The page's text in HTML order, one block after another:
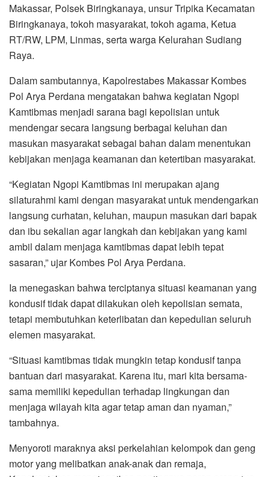
Makassar, Polsek Biringkanaya, unsur Tripika Kecamatan
Biringkanaya, tokoh masyarakat, tokoh agama, Ketua
RT/RW, LPM, Linmas, serta warga Kelurahan Sudiang
Raya.
Dalam sambutannya, Kapolrestabes Makassar Kombes
Pol Arya Perdana mengatakan bahwa kegiatan Ngopi
Kamtibmas menjadi sarana bagi kepolisian untuk
mendengar secara langsung berbagai keluhan dan
masukan masyarakat sebagai bahan dalam menentukan
kebijakan menjaga keamanan dan ketertiban masyarakat.
“Kegiatan Ngopi Kamtibmas ini merupakan ajang
silaturahmi kami dengan masyarakat untuk mendengarkan
langsung curhatan, keluhan, maupun masukan dari bapak
dan ibu sekalian agar langkah dan kebijakan yang kami
ambil dalam menjaga kamtibmas dapat lebih tepat
sasaran,” ujar Kombes Pol Arya Perdana.
Ia menegaskan bahwa terciptanya situasi keamanan yang
kondusif tidak dapat dilakukan oleh kepolisian semata,
tetapi membutuhkan keterlibatan dan kepedulian seluruh
elemen masyarakat.
“Situasi kamtibmas tidak mungkin tetap kondusif tanpa
bantuan dari masyarakat. Karena itu, mari kita bersama-
sama memiliki kepedulian terhadap lingkungan dan
menjaga wilayah kita agar tetap aman dan nyaman,”
tambahnya.
Menyoroti maraknya aksi perkelahian kelompok dan geng
motor yang melibatkan anak-anak dan remaja,